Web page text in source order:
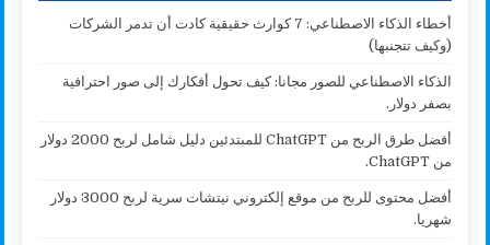
أخطاء الذكاء الاصطناعي: 7 كوارث حقيقية كادت أن تدمر الشركات
(وكيف تتجنبها)
الذكاء الاصطناعي للصور مجانا: كيف تحول أفكارك إلى صور احترافية
بصفر دولار.
أفضل طرق الربح من ChatGPT للمبتدئين دليل شامل لربح 2000 دولار
من ChatGPT.
أفضل محتوى للربح من موقع إلكتروني نيتشات سرية لربح 3000 دولار
شهريا.